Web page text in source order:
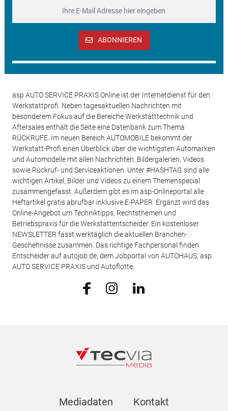
ABONNIEREN
asp AUTO SERVICE PRAXIS Online ist der Internetdienst für den
Werkstattprofi. Neben tagesaktuellen Nachrichten mit
besonderem Fokus auf die Bereiche Werkstatttechnik und
Aftersales enthält die Seite eine Datenbank zum Thema
RÜCKRUFE. Im neuen Bereich AUTOMOBILE bekommt der
Werkstatt-Profi einen Überblick über die wichtigsten Automarken
und Automodelle mit allen Nachrichten, Bildergalerien, Videos
sowie Rückruf- und Serviceaktionen. Unter #HASHTAG sind alle
wichtigen Artikel, Bilder und Videos zu einem Themenspecial
zusammengefasst. Außerdem gibt es im asp-Onlineportal alle
Heftartikel gratis abrufbar inklusive E-PAPER. Ergänzt wird das
Online-Angebot um Techniktipps, Rechtsthemen und
Betriebspraxis für die Werkstattentscheider. Ein kostenloser
NEWSLETTER fasst werktäglich die aktuellen Branchen-
Geschehnisse zusammen. Das richtige Fachpersonal finden
Entscheider auf autojob.de, dem Jobportal von AUTOHAUS, asp
AUTO SERVICE PRAXIS und Autoflotte.
Mediadaten Kontakt